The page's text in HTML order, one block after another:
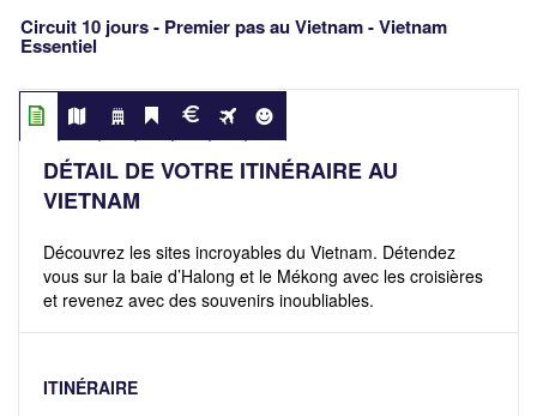
Circuit 10 jours - Premier pas au Vietnam - Vietnam
Essentiel
DÉTAIL DE VOTRE ITINÉRAIRE AU
VIETNAM
Découvrez les sites incroyables du Vietnam. Détendez
vous sur la baie d’Halong et le Mékong avec les croisières
et revenez avec des souvenirs inoubliables.
ITINÉRAIRE